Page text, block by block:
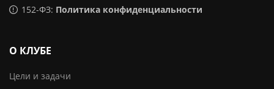
152-ФЗ: Политика конфиденциальности
О КЛУБЕ
Цели и задачи